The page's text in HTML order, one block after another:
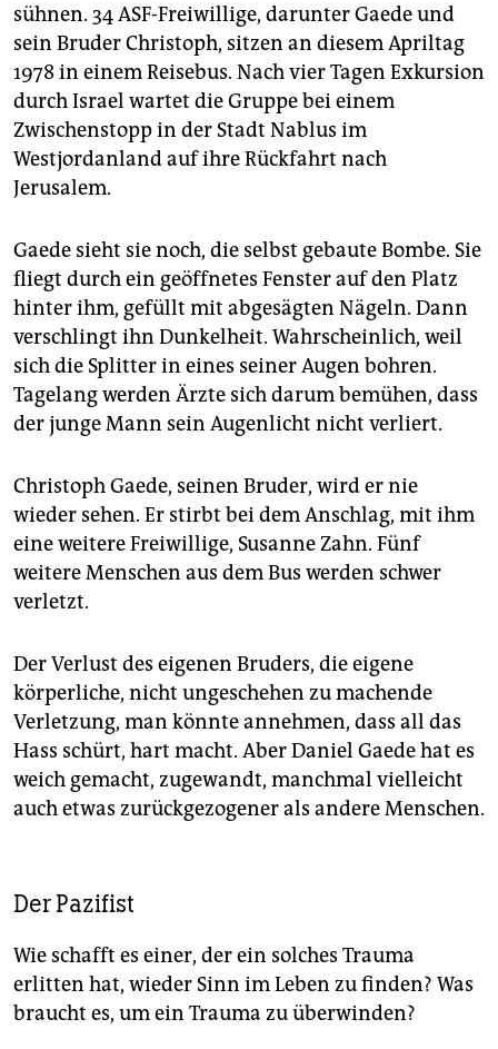
sühnen. 34 ASF-Freiwillige, darunter Gaede und
sein Bruder Christoph, sitzen an diesem Apriltag
1978 in einem Reisebus. Nach vier Tagen Exkursion
durch Israel wartet die Gruppe bei einem
Zwischenstopp in der Stadt Nablus im
Westjordanland auf ihre Rückfahrt nach
Jerusalem.
Gaede sieht sie noch, die selbst gebaute Bombe. Sie
fliegt durch ein geöffnetes Fenster auf den Platz
hinter ihm, gefüllt mit abgesägten Nägeln. Dann
verschlingt ihn Dunkelheit. Wahrscheinlich, weil
sich die Splitter in eines seiner Augen bohren.
Tagelang werden Ärzte sich darum bemühen, dass
der junge Mann sein Augenlicht nicht verliert.
Christoph Gaede, seinen Bruder, wird er nie
wieder sehen. Er stirbt bei dem Anschlag, mit ihm
eine weitere Freiwillige, Susanne Zahn. Fünf
weitere Menschen aus dem Bus werden schwer
verletzt.
Der Verlust des eigenen Bruders, die eigene
körperliche, nicht ungeschehen zu machende
Verletzung, man könnte annehmen, dass all das
Hass schürt, hart macht. Aber Daniel Gaede hat es
weich gemacht, zugewandt, manchmal vielleicht
auch etwas zurückgezogener als andere Menschen.
Der Pazifist
Wie schafft es einer, der ein solches Trauma
erlitten hat, wieder Sinn im Leben zu finden? Was
braucht es, um ein Trauma zu überwinden?